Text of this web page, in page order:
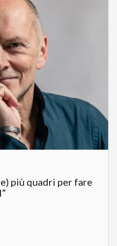
più quadri per fare